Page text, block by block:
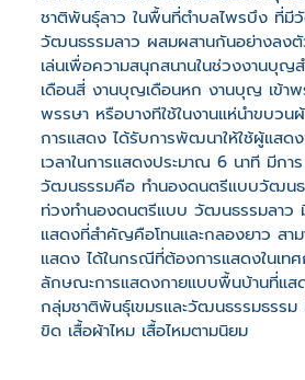
ชาติพันธุ์ลาว ในพื้นที่ตำบลไพรบึง ที่มี
วัฒนธรรมลาว ผสมผสานกันอย่างลงตั
เล่นเพื่อความสนุกสนานในช่วงงานบุ
เดือนสี่ งานบุญเดือนหก งานบุญ เข้า
พรรษา หรือบางทีใช้ในงานแห่นำขบวน
การแสดง ได้รับการพัฒนาให้ใช้ผู้แสด
เวลาในการแสดงประมาณ 6 นาที มีก
วัฒนธรรมคือ ทำนองดนตรีแบบวัฒนธ
ท่วงทำนองดนตรีแบบ วัฒนธรรมลาว
แสดงที่สำคัญคือโทนและกลองยาว สา
แสดง ได้ในกรณีที่ต้องการแสดงในเท
ลักษณะการแสดงกายแบบพื้นบ้านที่แ
กลุ่มชาติพันธุ์เขมรและวัฒนธรรมธรร
ขิด เสื้อผ้าไหม เสื้อไหมตามนิยม